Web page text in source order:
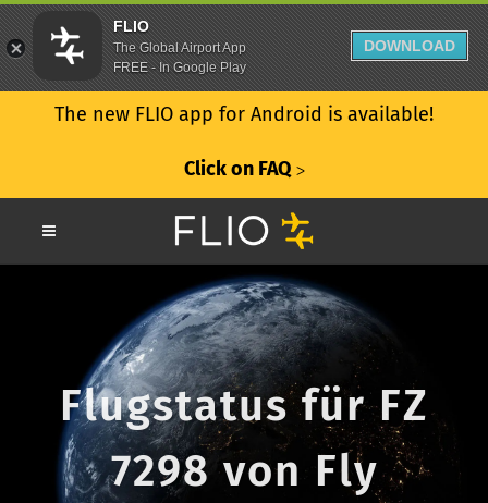
The new FLIO app for Android is available!
Click on FAQ ᐳ
Flugstatus für FZ
7298 von Fly
FLIO
The Global Airport App
FREE - In Google Play
DOWNLOAD